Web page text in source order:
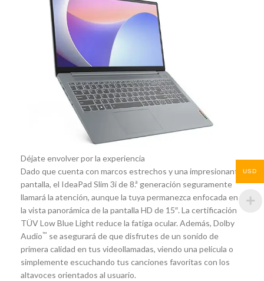
Déjate envolver por la experiencia
Dado que cuenta con marcos estrechos y una impresionante
pantalla, el IdeaPad Slim 3i de 8.ª generación seguramente
llamará la atención, aunque la tuya permanezca enfocada en
la vista panorámica de la pantalla HD de 15″. La certificación
TÜV Low Blue Light reduce la fatiga ocular. Además, Dolby
Audio™ se asegurará de que disfrutes de un sonido de
primera calidad en tus videollamadas, viendo una película o
simplemente escuchando tus canciones favoritas con los
altavoces orientados al usuario.
USD